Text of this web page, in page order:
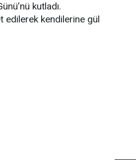
kutladı.
edilerek kendilerine gül